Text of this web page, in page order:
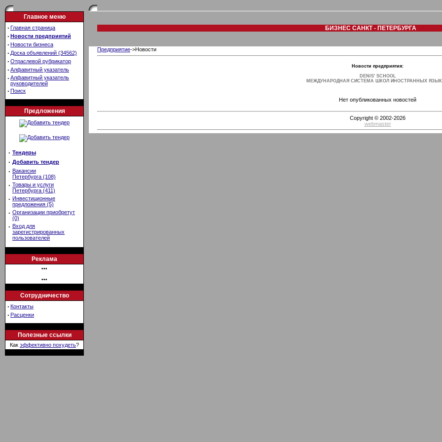
Главное меню
· Главная страница
· Новости предприятий
· Новости бизнеса
· Доска объявлений (34562)
· Отраслевой рубрикатор
· Алфавитный указатель
· Алфавитный указатель
руководителей
· Поиск
Предложения
· Тендеры
· Добавить тендер
· Вакансии
Петербурга (108)
· Товары и услуги
Петербурга (411)
· Инвестиционные
предложения (5)
· Организации приобретут
(0)
· Вход для
зарегистрированных
пользователей
Реклама
•••
•••
Сотрудничество
· Контакты
· Расценки
Полезные ссылки
Как эффективно похудеть?
БИЗНЕС САНКТ - ПЕТЕРБУРГА
Предприятие->Новости
Новости предприятия:
DENIS’ SCHOOL
МЕЖДУНАРОДНАЯ СИСТЕМА ШКОЛ ИНОСТРАННЫХ
Нет опубликованных новостей
Copyright © 2002-2026
webmaster